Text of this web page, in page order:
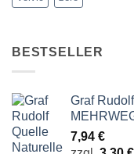
BESTSELLER
Graf
7,94 €